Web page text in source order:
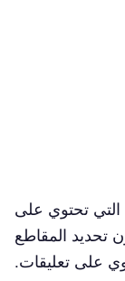
تحتوي على
تحديد المقاطع
على تعليقات.